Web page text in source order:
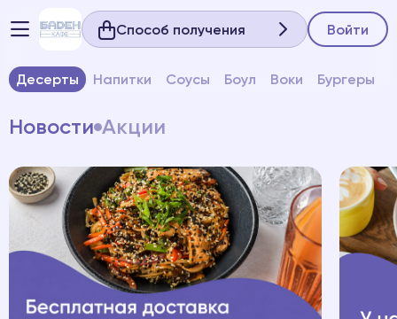
Способ получения Войти
Десерты Напитки Соусы Боул Воки Бургеры
Новости Акции